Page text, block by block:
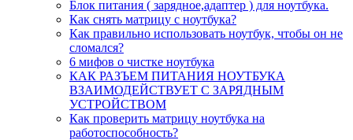
Блок питания ( зарядное,адаптер ) для ноутбука.
Как снять матрицу с ноутбука?
Как правильно использовать ноутбук, чтобы он не
сломался?
6 мифов о чистке ноутбука
КАК РАЗЪЕМ ПИТАНИЯ НОУТБУКА
ВЗАИМОДЕЙСТВУЕТ С ЗАРЯДНЫМ
УСТРОЙСТВОМ
Как проверить матрицу ноутбука на
работоспособность?